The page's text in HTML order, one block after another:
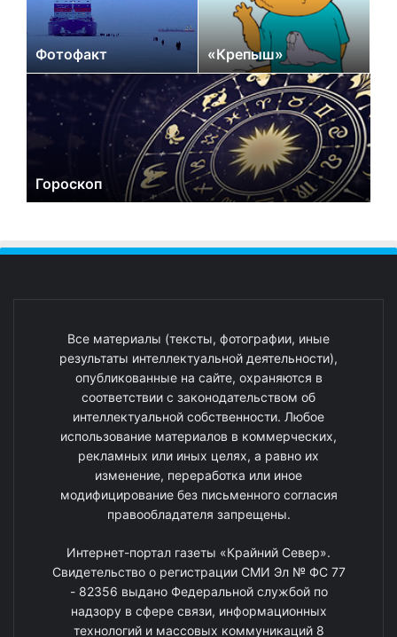
Фотофакт «Крепыш»
Гороскоп
Все материалы (тексты, фотографии, иные
результаты интеллектуальной деятельности),
опубликованные на сайте, охраняются в
соответствии с законодательством об
интеллектуальной собственности. Любое
использование материалов в коммерческих,
рекламных или иных целях, а равно их
изменение, переработка или иное
модифицирование без письменного согласия
правообладателя запрещены.
Интернет-портал газеты «Крайний Север».
Свидетельство о регистрации СМИ Эл № ФС 77
- 82356 выдано Федеральной службой по
надзору в сфере связи, информационных
технологий и массовых коммуникаций 8